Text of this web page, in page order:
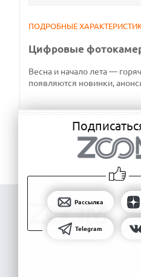
ПОДРОБНЫЕ
Цифровые
Весна и начало лета —
появляются новинки,
Рассылка
Telegram